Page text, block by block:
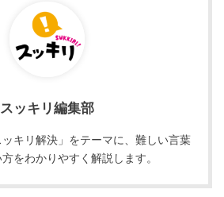
スッキリ編集部
ッキリ解決」をテーマに、難しい言葉
をわかりやすく解説します。